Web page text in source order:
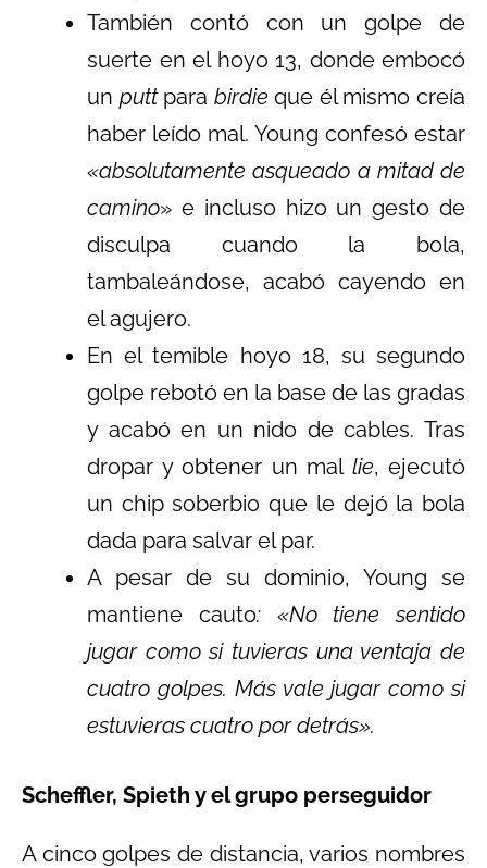
También contó con un golpe de
suerte en el hoyo 13, donde embocó
un puttpara birdie que él mismo creía
haber leído mal. Young confesó estar
«absolutamente asqueado a mitad de
camino» e incluso hizo un gesto de
disculpa cuando la bola,
tambaleándose, acabó cayendo en
el agujero.
En el temible hoyo 18, su segundo
golpe rebotó en la base de las gradas
y acabó en un nido de cables. Tras
dropar y obtener un mal lie, ejecutó
un chip soberbio que le dejó la bola
dada para salvar el par.
A pesar de su dominio, Young se
mantiene cauto: «No tiene sentido
jugar como si tuvieras una ventaja de
cuatro golpes. Más vale jugar como si
estuvieras cuatro por detrás».
Scheffler, Spieth y el grupo perseguidor
A cinco golpes de distancia, varios nombres